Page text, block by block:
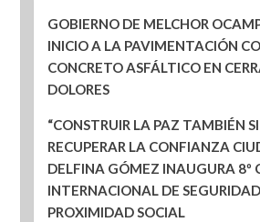
GOBIERNO DE MELCHOR
INICIO A LA PAVIMENTACIÓN
CONCRETO ASFÁLTICO EN
DOLORES
“CONSTRUIR LA PAZ TAMBIÉN
RECUPERAR LA CONFIANZA
DELFINA GÓMEZ INAUGURA 8º
INTERNACIONAL DE
PROXIMIDAD SOCIAL